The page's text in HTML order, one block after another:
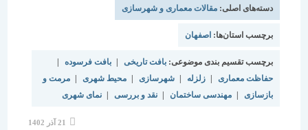
دسته‌های اصلی:مقالات معماری و شهرسازی
برچسب استان‌ها:اصفهان
برچسب تقسیم بندی موضوعی:بافت تاریخی | بافت فرسوده |
حفاظت معماری
| زلزله شهرسازی | محیط شهری | مرمت و
بازسازی | مهندسی ساختمان | نقد و بررسی | نمای شهری